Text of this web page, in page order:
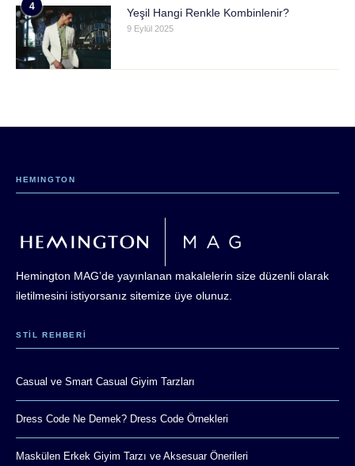
4
Yeşil Hangi Renkle Kombinlenir?
9 Eylül 2025
HEMINGTON
Hemington MAG’de yayınlanan makalelerin size düzenli olarak
iletilmesini istiyorsanız sitemize üye olunuz.
STIL REHBERI
Casual ve Smart Casual Giyim Tarzları
Dress Code Ne Demek? Dress Code Örnekleri
Maskülen Erkek Giyim Tarzı ve Aksesuar Önerileri